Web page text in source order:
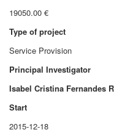
19050.00 €
Type of project
Service Provision
Principal Investigator
Isabel Cristina Fernandes
Start
2015-12-18